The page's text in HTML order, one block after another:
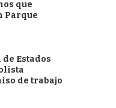
que
Parque
Estados
de trabajo